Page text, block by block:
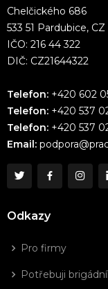
Chelčického 686
533 51 Pardubice, CZ
IČO: 216 44 322
DIČ: CZ21644322
Telefon: +420 602
Telefon: +420 537
Telefon: +420 537
Email:
Odkazy
Pro firmy
Potřebuji